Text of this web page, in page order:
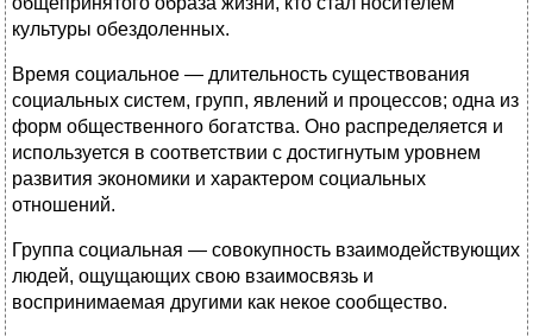
культуры обездоленных.
Время социальное — длительность существования
социальных систем, групп, явлений и процессов; одна из
форм общественного богатства. Оно распределяется и
используется в соответствии с достигнутым уровнем
развития экономики и характером социальных
отношений.
Группа социальная — совокупность взаимодействующих
людей, ощущающих свою взаимосвязь и
воспринимаемая другими как некое сообщество.